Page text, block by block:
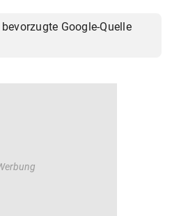
Google-Quelle